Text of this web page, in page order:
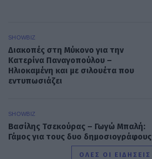
SHOWBIZ
Διακοπές στη Μύκονο για την
Κατερίνα Παναγοπούλου –
Ηλιοκαμένη και με σιλουέτα που
εντυπωσιάζει
SHOWBIZ
Βασίλης Τσεκούρας – Γωγώ Μπαλή:
Γάμος για τους δυο δημοσιογράφους
του Mega - Πότε παντρεύονται
ΟΛΕΣ ΟΙ ΕΙΔΗΣΕΙΣ